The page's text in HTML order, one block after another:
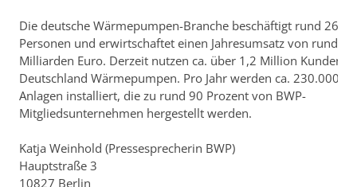
Die deutsche Wärmepumpen-Branche beschäftigt rund
Personen und erwirtschaftet einen Jahresumsatz von rund
Milliarden Euro. Derzeit nutzen ca. über 1,2 Million Kunden in
Deutschland Wärmepumpen. Pro Jahr werden ca. 230.000
Anlagen installiert, die zu rund 90 Prozent von BWP-
Mitgliedsunternehmen hergestellt werden.
Katja Weinhold (Pressesprecherin BWP)
Hauptstraße 3
10827 Berlin